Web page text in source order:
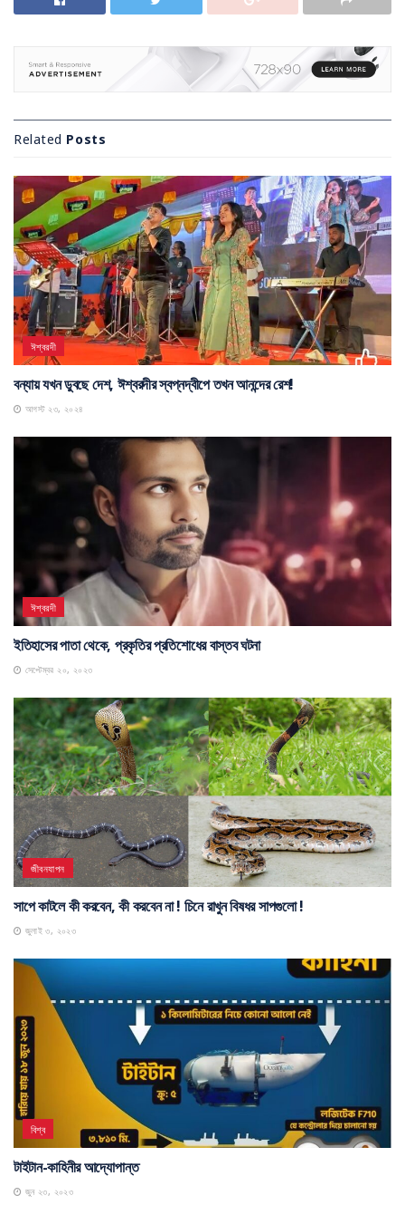
Related Posts
ঈশ্বরদী
বন্যায় যখন ডুবছে দেশ, ঈশ্বরদীর স্বপ্নদ্বীপে তখন আনন্দের রেশ!
আগস্ট ২৩, ২০২৪
ঈশ্বরদী
ইতিহাসের পাতা থেকে, প্রকৃতির প্রতিশোধের বাস্তব ঘটনা
সেপ্টেম্বর ২০, ২০২৩
জীবনযাপন
সাপে কাটলে কী করবেন, কী করবেন না ! চিনে রাখুন বিষধর সাপগুলো !
জুলাই ৩, ২০২৩
বিশ্ব
টাইটান-কাহিনীর আদ্যোপান্ত
জুন ২৩, ২০২৩